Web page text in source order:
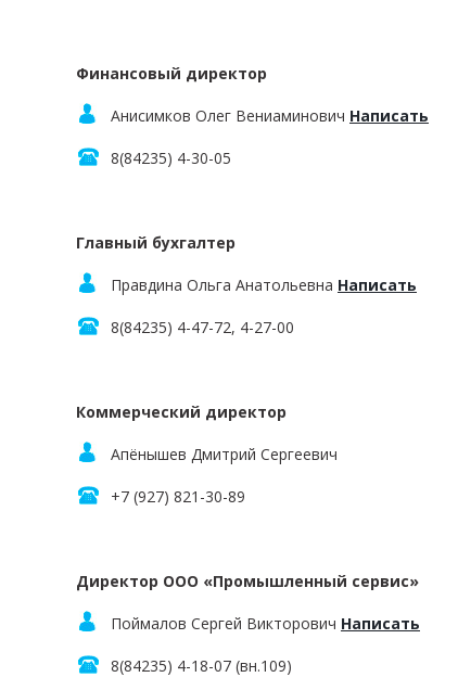
Финансовый директор
Анисимков Олег Вениаминович Написать
8(84235) 4-30-05
Главный бухгалтер
Правдина Ольга Анатольевна Написать
8(84235) 4-47-72, 4-27-00
Коммерческий директор
Апёнышев Дмитрий Сергеевич
+7 (927) 821-30-89
Директор ООО «Промышленный сервис»
Поймалов Сергей Викторович Написать
8(84235) 4-18-07 (вн.109)